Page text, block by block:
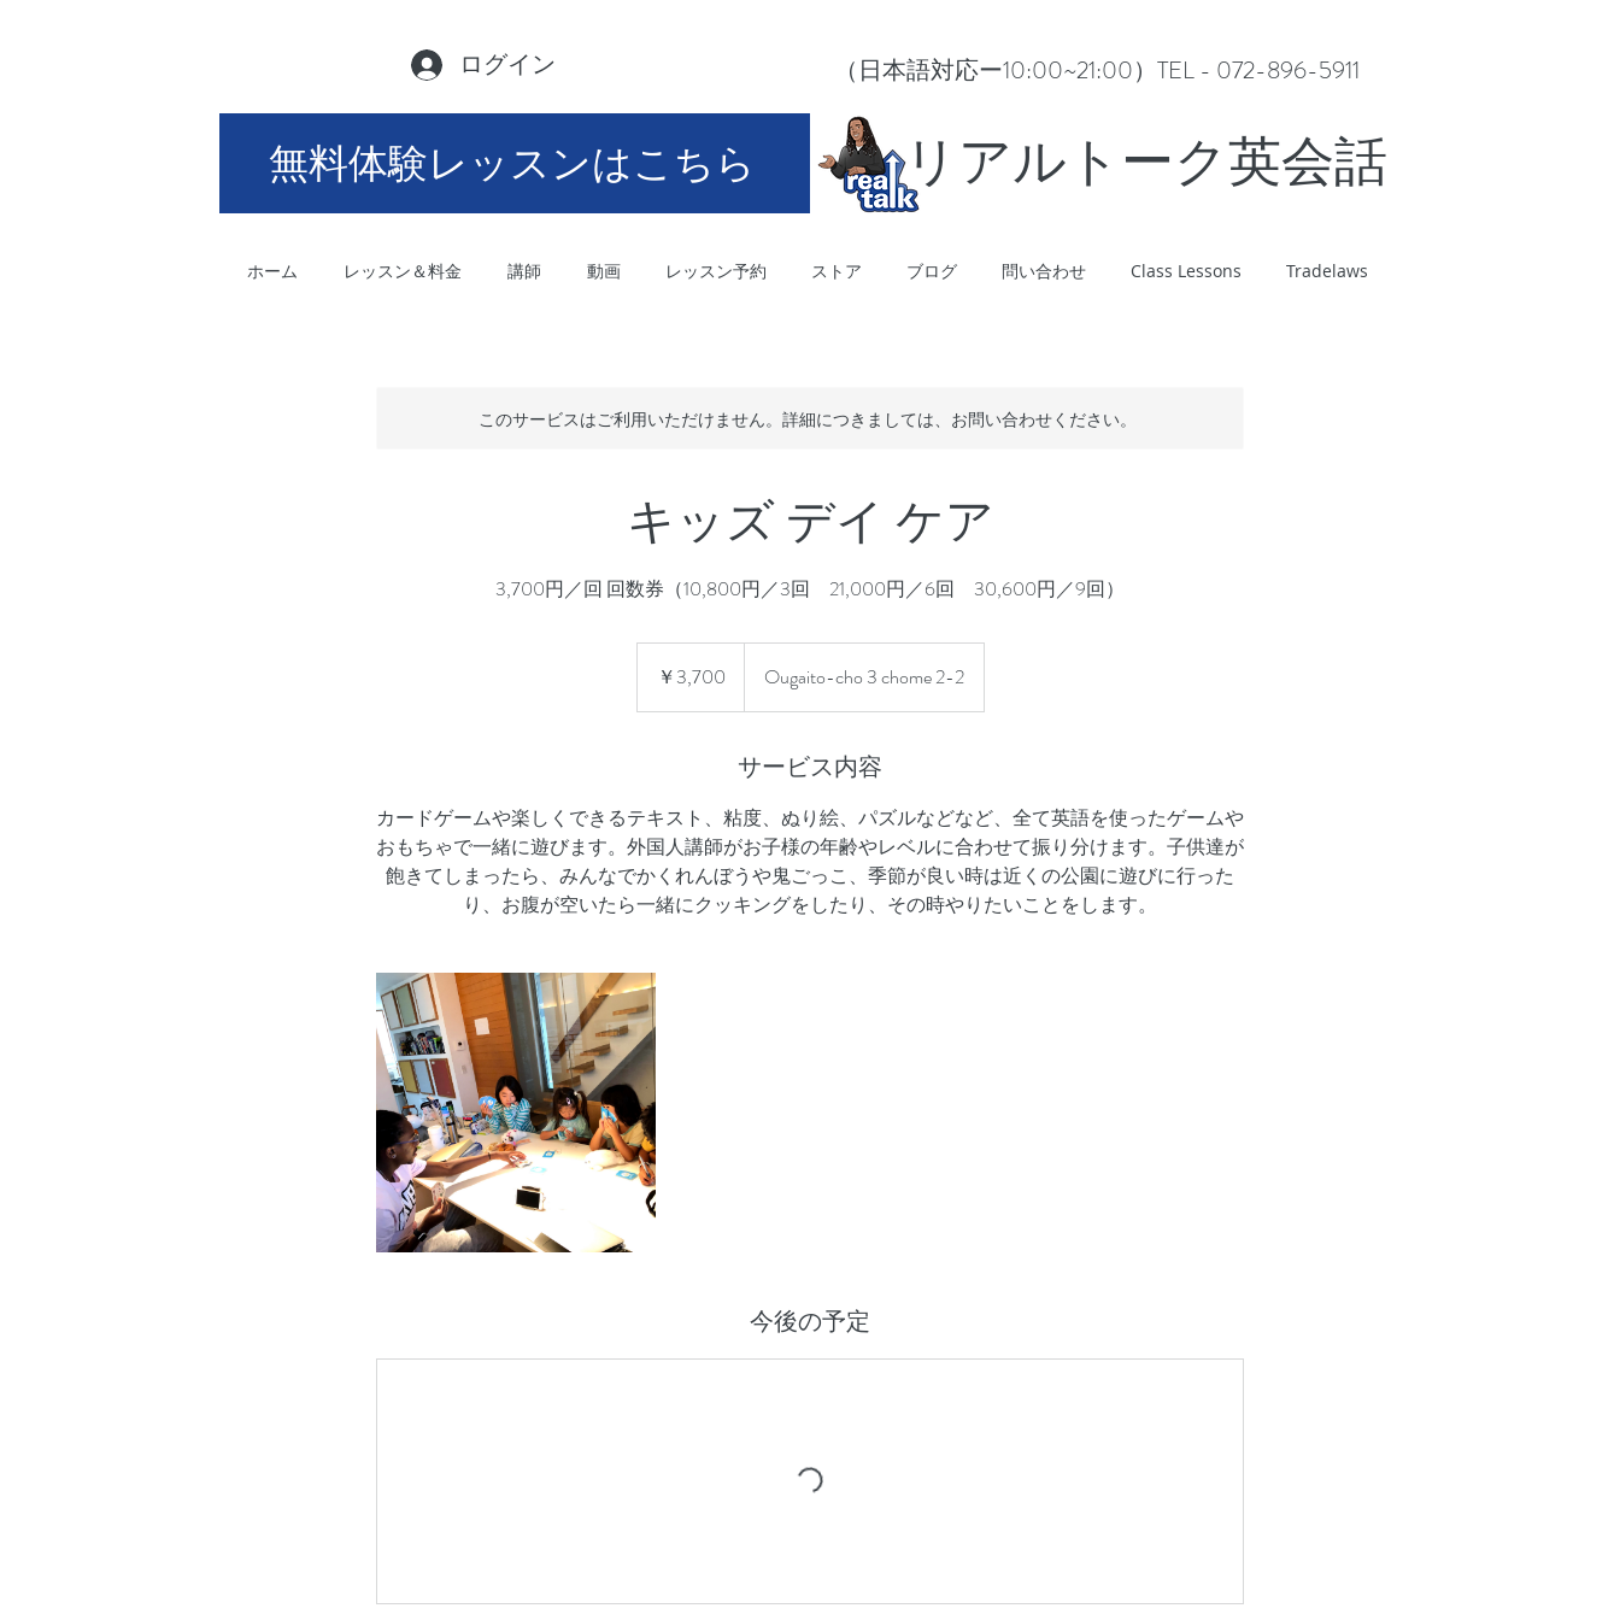
ログイン
無料体験レッスンはこちら
（日本語対応ー10:00~21:00）TEL - 072-896-5911
​リアルトーク英会話
ホーム レッスン＆料金 講師 動画 レッスン予約 ストア ブログ 問い合わせ Class Lessons Tradelaws
このサービスはご利用いただけません。詳細につきましては、お問い合わせください。
キッズ デイ ケア
3,700円／回 回数券（10,800円／3回 21,000円／6回 30,600円／9回）
￥3,700 Ougaito-cho 3 chome 2-2
サービス内容
カードゲームや楽しくできるテキスト、粘度、ぬり絵、パズルなどなど、全て英語を使ったゲームや
おもちゃで一緒に遊びます。外国人講師がお子様の年齢やレベルに合わせて振り分けます。子供達が
飽きてしまったら、みんなでかくれんぼうや鬼ごっこ、季節が良い時は近くの公園に遊びに行った
り、お腹が空いたら一緒にクッキングをしたり、その時やりたいことをします。
今後の予定